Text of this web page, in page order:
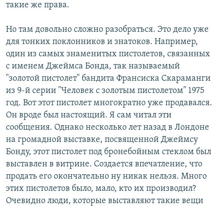
такие же права.
Но там довольно сложно разобраться. Это дело уже
для тонких поклонников и знатоков. Например,
один из самых знаменитых пистолетов, связанных
с именем Джеймса Бонда, так называемый
"золотой пистолет" бандита Франсиска Скараманги
из 9-й серии "Человек с золотым пистолетом" 1975
год. Вот этот пистолет многократно уже продавался.
Он вроде был настоящий. Я сам читал эти
сообщения. Однако несколько лет назад в Лондоне
на громадной выставке, посвященной Джеймсу
Бонду, этот пистолет под бронебойным стеклом был
выставлен в витрине. Создается впечатление, что
продать его окончательно ну никак нельзя. Много
этих пистолетов было, мало, кто их производил?
Очевидно люди, которые выставляют такие вещи